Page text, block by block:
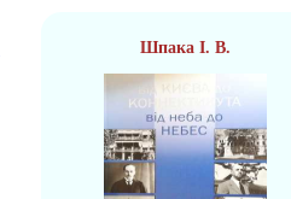
Шпака І. В.